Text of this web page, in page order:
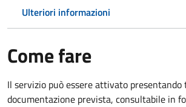
Ulteriori informazioni
Come fare
Il servizio può essere attivato
documentazione prevista, consultabile in